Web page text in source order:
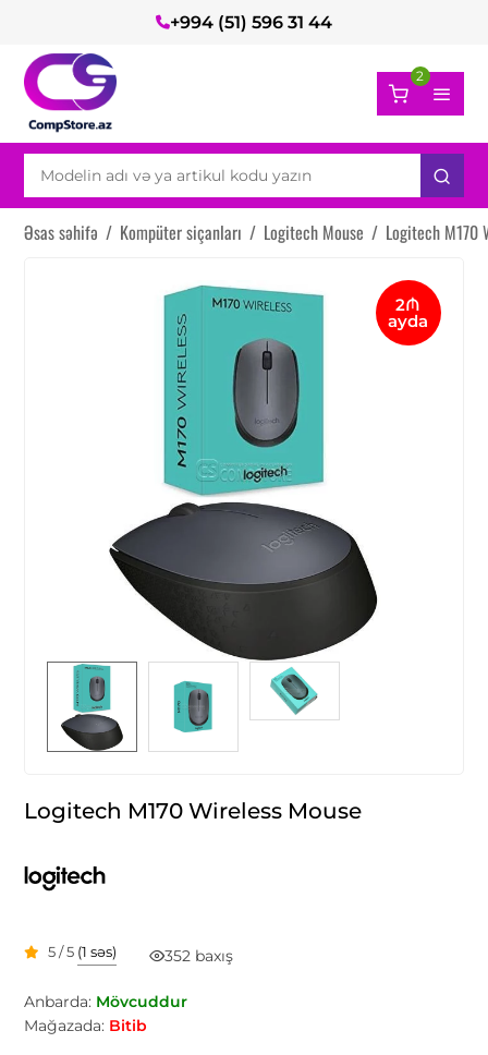
+994 (51) 596 31 44
2
Əsas səhifə / Kompüter siçanları / Logitech Mouse / Logitech M170
2₼
ayda
Logitech M170 Wireless Mouse
5 / 5 (1 səs) 352 baxış
Anbarda: Mövcuddur
Mağazada: Bitib